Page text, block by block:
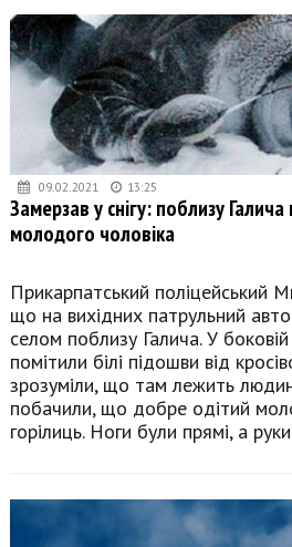
09.02.2021 13:25
Замерзав у снігу: поблизу
молодого чоловіка
Прикарпатський поліцейський
що на вихідних патрульний
селом поблизу Галича. У
помітили білі підошви від
зрозуміли, що там лежить
побачили, що добре одітий
горілиць. Ноги були прямі, а